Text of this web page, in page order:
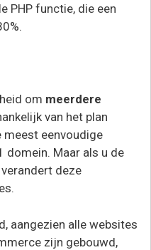
PHP functie, die een
.
om meerdere
van het plan
meest eenvoudige
domein. Maar als u de
deze
aangezien alle websites
zijn gebouwd,